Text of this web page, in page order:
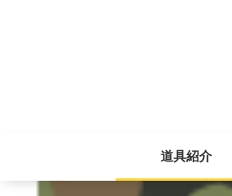
道具紹介